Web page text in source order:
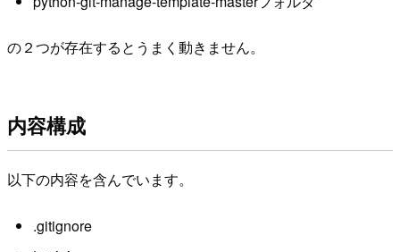
の２つが存在するとうまく動きません。
内容構成
以下の内容を含んでいます。
.gitignore